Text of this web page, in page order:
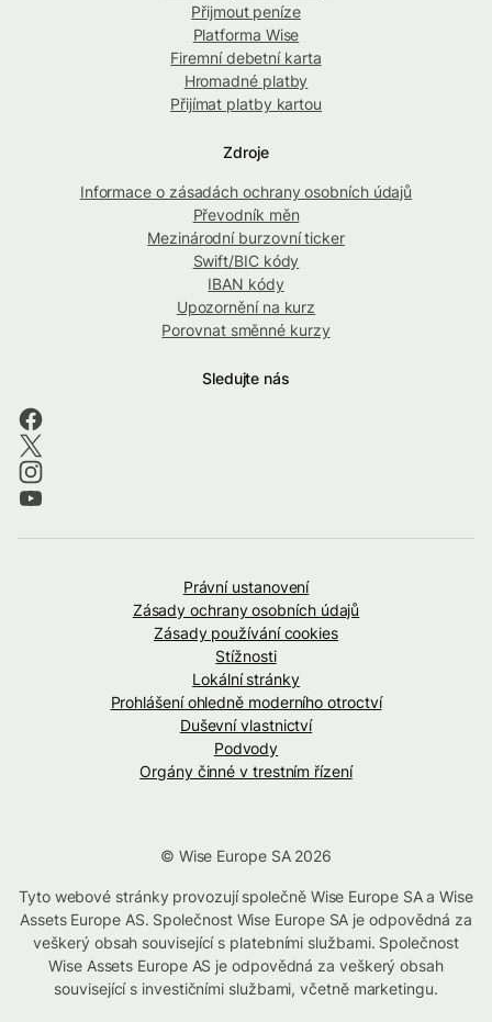
Přijmout peníze
Platforma Wise
Firemní debetní karta
Hromadné platby
Přijímat platby kartou
Zdroje
Informace o zásadách ochrany osobních údajů
Převodník měn
Mezinárodní burzovní ticker
Swift/BIC kódy
IBAN kódy
Upozornění na kurz
Porovnat směnné kurzy
Sledujte nás
Právní ustanovení
Zásady ochrany osobních údajů
Zásady používání cookies
Stížnosti
Lokální stránky
Prohlášení ohledně moderního otroctví
Duševní vlastnictví
Podvody
Orgány činné v trestním řízení
© Wise Europe SA 2026
Tyto webové stránky provozují společně Wise Europe SA a Wise
Assets Europe AS. Společnost Wise Europe SA je odpovědná za
veškerý obsah související s platebními službami. Společnost
Wise Assets Europe AS je odpovědná za veškerý obsah
související s investičními službami, včetně marketingu.